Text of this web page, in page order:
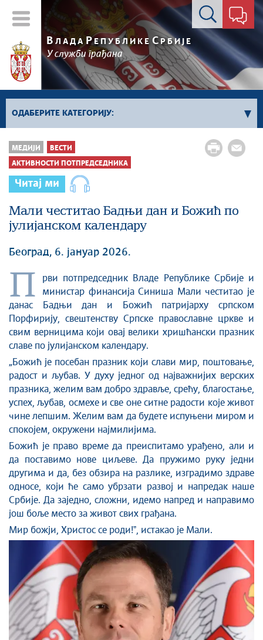
Контакт форма
В ЛАДА РЕПУБЛИКЕ СРБИЈЕ
У служби грађана
ОДАБЕРИТЕ КАТЕГОРИЈУ:
Влада Србије
Активности премијера
Активности потпредседника
Косово и Метохија
Политика
Економија
Култура и вера
Спорт
Конференције за новинаре
Интервјуи
Линкови
Издвојене теме
COVID-19 - архива
МЕДИЈИ ВЕСТИ
АКТИВНОСТИ ПОТПРЕДСЕДНИКА
Читај ми
Мали честитао Бадњи дан и Божић по
јулијанском календару
Београд, 6. јануар 2026.
П рви потпредседник Владе Републике Србије и
министар финансија Синиша Мали честитао је
данас Бадњи дан и Божић патријарху српском
Порфирију, свештенству Српске православне цркве и
свим верницима који овај велики хришћански празник
славе по јулијанском календару.
„Божић је посебан празник који слави мир, поштовање,
радост и љубав. У духу једног од најважнијих верских
празника, желим вам добро здравље, срећу, благостање,
успех, љубав, осмехе и све оне ситне радости које живот
чине лепшим. Желим вам да будете испуњени миром и
спокојем, окружени најмилијима.
Божић је право време да преиспитамо урађено, али и
да поставимо нове циљеве. Да пружимо руку једни
другима и да, без обзира на разлике, изградимо здраве
односе, који ће само убрзати развој и напредак наше
Србије. Да заједно, сложни, идемо напред и направимо
још боље место за живот свих грађана.
Мир божји, Христос се роди!ˮ, истакао је Мали.